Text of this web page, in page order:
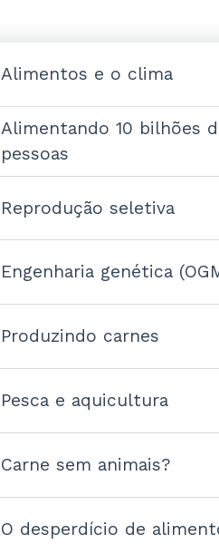
Alimentos e o clima
Alimentando 10 bilhões
pessoas
Reprodução seletiva
Engenharia genética
Produzindo carnes
Pesca e aquicultura
Carne sem animais?
O desperdício de